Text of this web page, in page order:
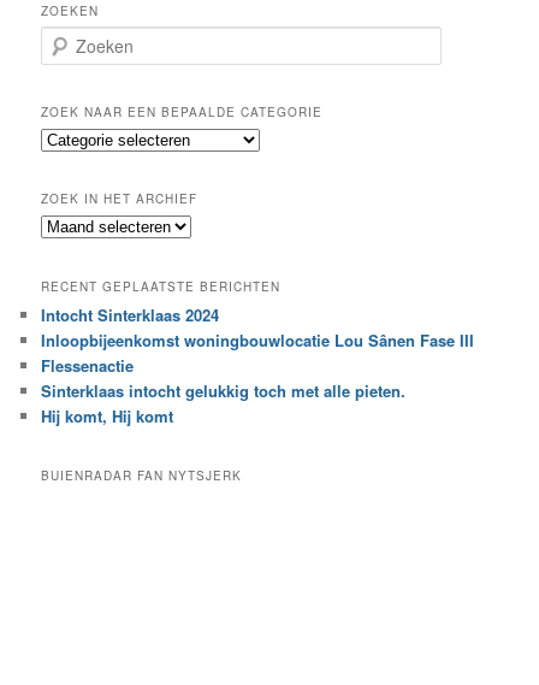
ZOEKEN
o
k
e
n
ZOEK NAAR EEN BEPAALDE CATEGORIE
Z
k
n
e
e
n
b
e
a
ZOEK IN HET ARCHIEF
Z
k
i
n
h
e
t
c
RECENT GEPLAATSTE BERICHTEN
Intocht Sinterklaas 2024
Inloopbijeenkomst woningbouwlocatie Lou Sânen Fase III
Flessenactie
Sinterklaas intocht gelukkig toch met alle pieten.
Hij komt, Hij komt
BUIENRADAR FAN NYTSJERK